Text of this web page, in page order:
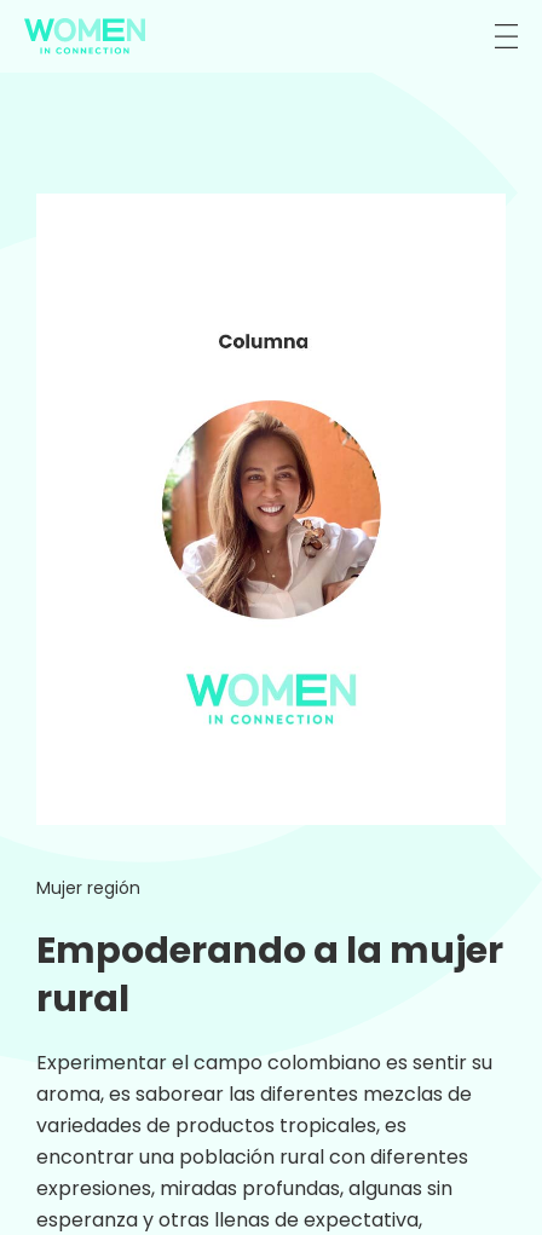
Mujer región
Empoderando a la mujer
rural
Experimentar el campo colombiano es sentir su
aroma, es saborear las diferentes mezclas de
variedades de productos tropicales, es
encontrar una población rural con diferentes
expresiones, miradas profundas, algunas sin
esperanza y otras llenas de expectativa,